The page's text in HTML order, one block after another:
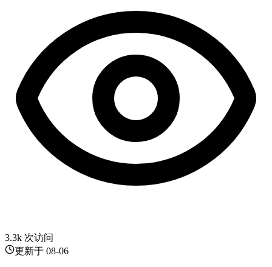
3.3k 次访问
更新于 08-06